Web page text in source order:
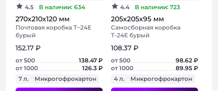
4.5 В наличии: 634
270х210х120 мм
Почтовая коробка Т−24E
бурый
152.17 ₽
от 500
138.47 ₽
от 1000
126.3 ₽
7 л.
Микрогофрокартон
4.4 В наличии: 723
205х205х95 мм
Самосборная коробка
Т-24Е бурый
108.37 ₽
от 500
98.62 ₽
от 1000
89.95 ₽
4 л.
Микрогофрокартон